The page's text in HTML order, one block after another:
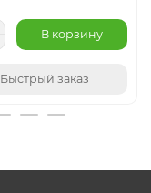
В корзину
Быстрый заказ